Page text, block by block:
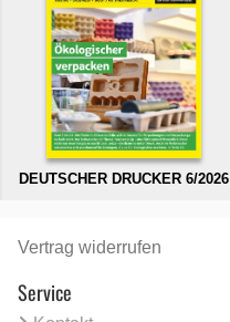
DEUTSCHER DRUCKER 6/2026
Vertrag widerrufen
Service